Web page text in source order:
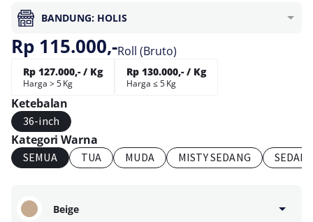
BANDUNG: HOLIS
Rp 115.000,-Roll (Bruto)
Rp 127.000,- / Kg
Harga > 5 Kg
Rp 130.000,- / Kg
Harga ≤ 5 Kg
Ketebalan
36-inch
Kategori Warna
SEMUA TUA MUDA MISTY SEDANG
Beige